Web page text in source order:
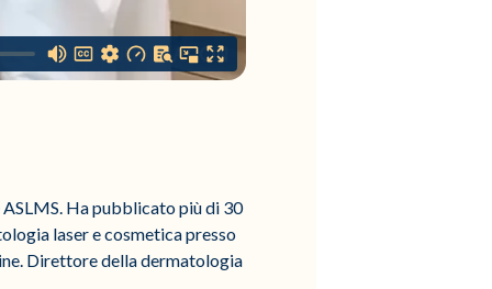
Ha pubblicato più di 30
laser e cosmetica presso
Direttore della dermatologia